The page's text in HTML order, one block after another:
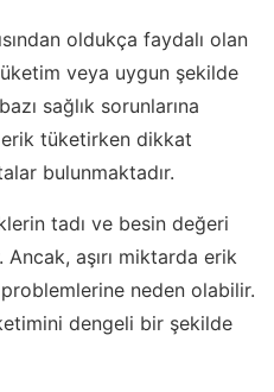
oldukça faydalı olan
veya uygun şekilde
sağlık sorunlarına
tüketirken dikkat
bulunmaktadır.
tadı ve besin değeri
aşırı miktarda erik
neden olabilir.
dengeli bir şekilde